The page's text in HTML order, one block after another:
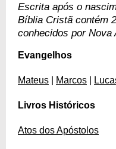
Escrita após o
Bíblia Cristã contém
conhecidos por Nova
Evangelhos
Mateus Marcos
Livros Históricos
Atos dos Apóstolos